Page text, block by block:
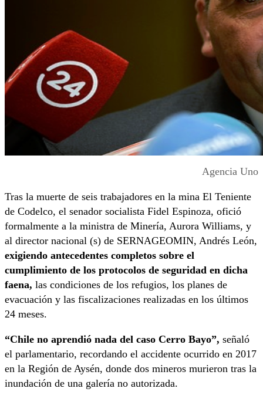
Agencia Uno
Tras la muerte de seis trabajadores en la mina El Teniente
de Codelco, el senador socialista Fidel Espinoza, ofició
formalmente a la ministra de Minería, Aurora Williams, y
al director nacional (s) de SERNAGEOMIN, Andrés León,
exigiendo antecedentes completos sobre el
cumplimiento de los protocolos de seguridad en dicha
faena, las condiciones de los refugios, los planes de
evacuación y las fiscalizaciones realizadas en los últimos
24 meses.
“Chile no aprendió nada del caso Cerro Bayo”, señaló
el parlamentario, recordando el accidente ocurrido en 2017
en la Región de Aysén, donde dos mineros murieron tras la
inundación de una galería no autorizada.